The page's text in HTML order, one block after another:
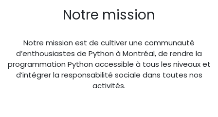
Notre mission
Notre mission est de cultiver une communauté
d’enthousiastes de Python à Montréal, de rendre la
programmation Python accessible à tous les niveaux et
d’intégrer la responsabilité sociale dans toutes nos
activités.